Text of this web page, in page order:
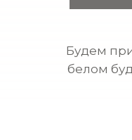
Будем
белом